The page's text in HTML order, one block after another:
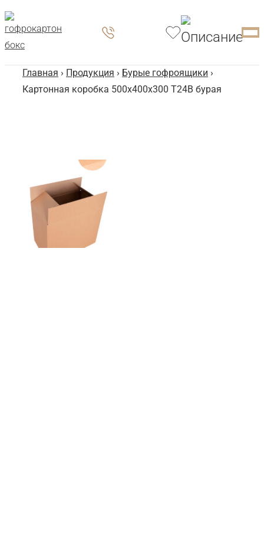
Главная › Продукция › Бурые гофроящики ›
Картонная коробка 500x400x300 Т24B бурая